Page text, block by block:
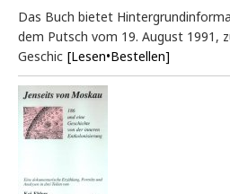
Das Buch bietet
dem Putsch vom 19. August 1991,
Geschic [Lesen•Bestellen]